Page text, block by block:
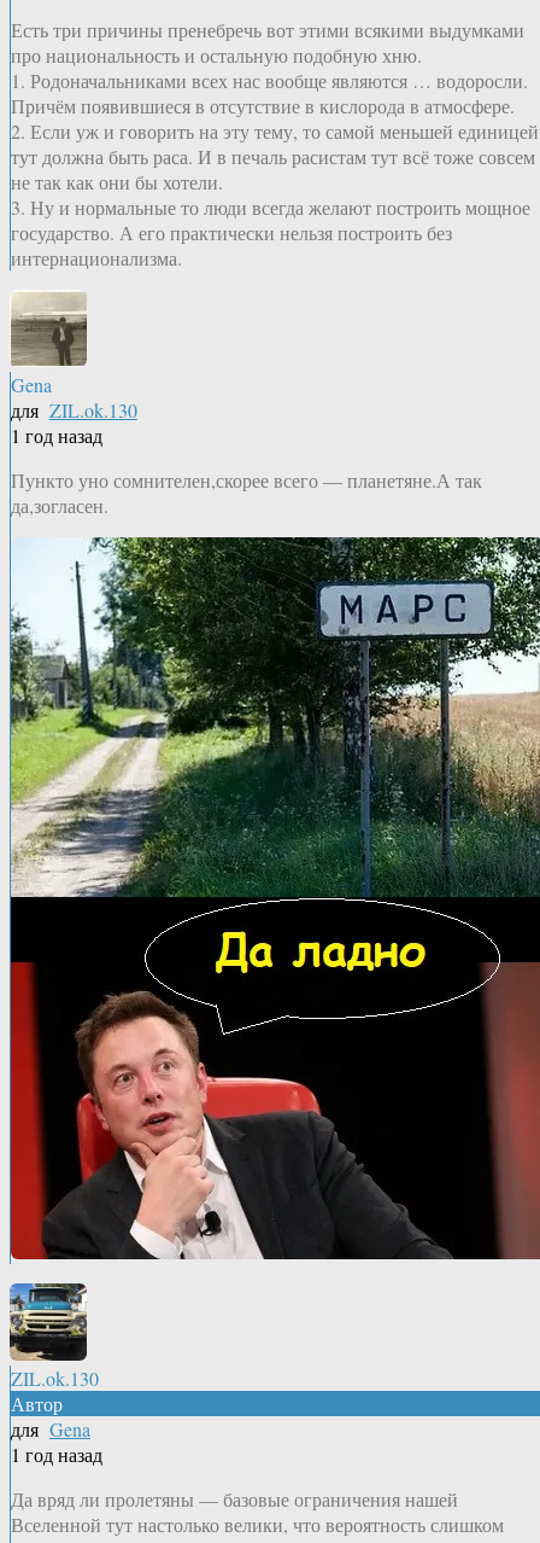
Есть три причины пренебречь вот этими всякими выдумками
про национальность и остальную подобную хню.
1. Родоначальниками всех нас вообще являются … водоросли.
Причём появившиеся в отсутствие в кислорода в атмосфере.
2. Если уж и говорить на эту тему, то самой меньшей единицей
тут должна быть раса. И в печаль расистам тут всё тоже совсем
не так как они бы хотели.
3. Ну и нормальные то люди всегда желают построить мощное
государство. А его практически нельзя построить без
интернационализма.
Gena
для ZIL.ok.130
1 год назад
Пункто уно сомнителен,скорее всего — планетяне.А так
да,зогласен.
ZIL.ok.130
Автор
для Gena
1 год назад
Да вряд ли пролетяны — базовые ограничения нашей
Вселенной тут настолько велики, что вероятность слишком